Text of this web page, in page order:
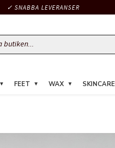
✓ SNABBA LEVERANSER
FEET WAX SKINCARE